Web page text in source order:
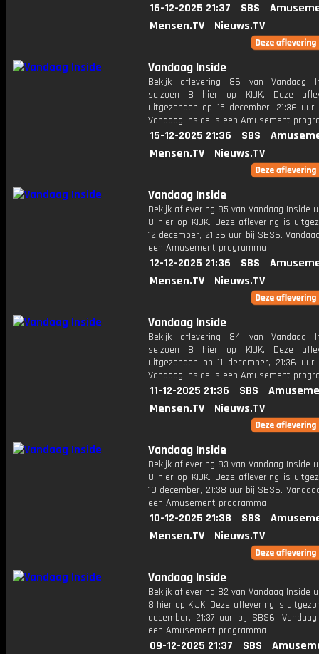
16-12-2025 21:37 SBS
Mensen.TV
Nieuws.TV
Vandaag Inside
Bekijk aflevering 86 van Vandaag
seizoen 8 hier op KIJK. Deze
uitgezonden op 15 december, 21:36
Vandaag Inside is een Amusement
15-12-2025 21:36 SBS
Mensen.TV
Nieuws.TV
Vandaag Inside
Bekijk aflevering 85 van Vandaag Inside
8 hier op KIJK. Deze aflevering is
12 december, 21:36 uur bij SBS6.
een Amusement programma
12-12-2025 21:36 SBS
Mensen.TV
Nieuws.TV
Vandaag Inside
Bekijk aflevering 84 van Vandaag
seizoen 8 hier op KIJK. Deze
uitgezonden op 11 december, 21:36
Vandaag Inside is een Amusement
11-12-2025 21:36 SBS
Mensen.TV
Nieuws.TV
Vandaag Inside
Bekijk aflevering 83 van Vandaag Inside
8 hier op KIJK. Deze aflevering is
10 december, 21:38 uur bij SBS6.
een Amusement programma
10-12-2025 21:38 SBS
Mensen.TV
Nieuws.TV
Vandaag Inside
Bekijk aflevering 82 van Vandaag Inside
8 hier op KIJK. Deze aflevering is
december, 21:37 uur bij SBS6.
een Amusement programma
09-12-2025 21:37 SBS